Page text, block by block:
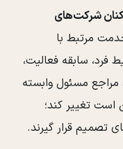
شرکت‌های
مرتبط با
سابقه فعالیت،
مسئول وابسته
تغییر کند؛
تصمیم قرار گیرند.